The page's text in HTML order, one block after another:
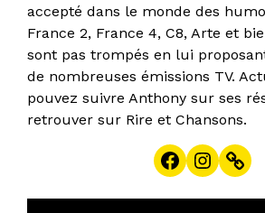
accepté dans le monde des
France 2, France 4, C8, Arte et
sont pas trompés en lui
de nombreuses émissions TV.
pouvez suivre Anthony sur ses
retrouver sur Rire et Chansons.